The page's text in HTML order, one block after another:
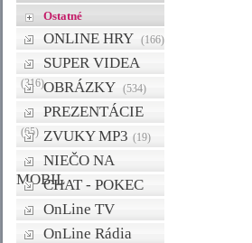
Ostatné
ONLINE HRY (166)
SUPER VIDEA
(316)OBRÁZKY (534)
PREZENTÁCIE
(65) ZVUKY MP3 (19)
NIEČO NA
MOBILCHAT - POKEC
OnLine TV
OnLine Rádia